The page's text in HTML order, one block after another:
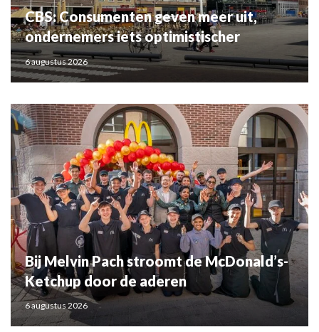
CBS: Consumenten geven meer uit,
ondernemers iets optimistischer
6 augustus 2026
Bij Melvin Pach stroomt de McDonald’s-
Ketchup door de aderen
6 augustus 2026